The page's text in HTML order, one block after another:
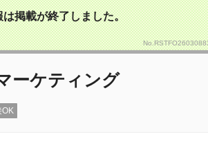
掲載が終了しました。
ーケティング